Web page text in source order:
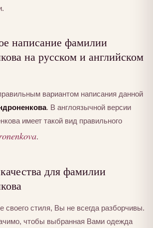
написание фамилии
на русском и английском
вариантом написания данной
. В англоязычной версии
имеет такой вид правильного
.
для фамилии
своего стиля, Вы не всегда разборчивы.
чтобы выбранная Вами одежда